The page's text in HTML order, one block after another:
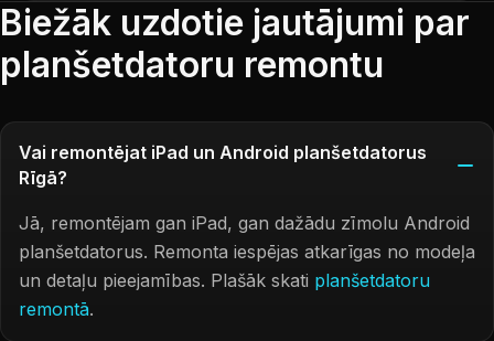
Biežāk uzdotie jautājumi par
planšetdatoru remontu
Vai remontējat iPad un Android planšetdatorus
Rīgā?
Jā, remontējam gan iPad, gan dažādu zīmolu Android
planšetdatorus. Remonta iespējas atkarīgas no modeļa
un detaļu pieejamības. Plašāk skati planšetdatoru
remontā.